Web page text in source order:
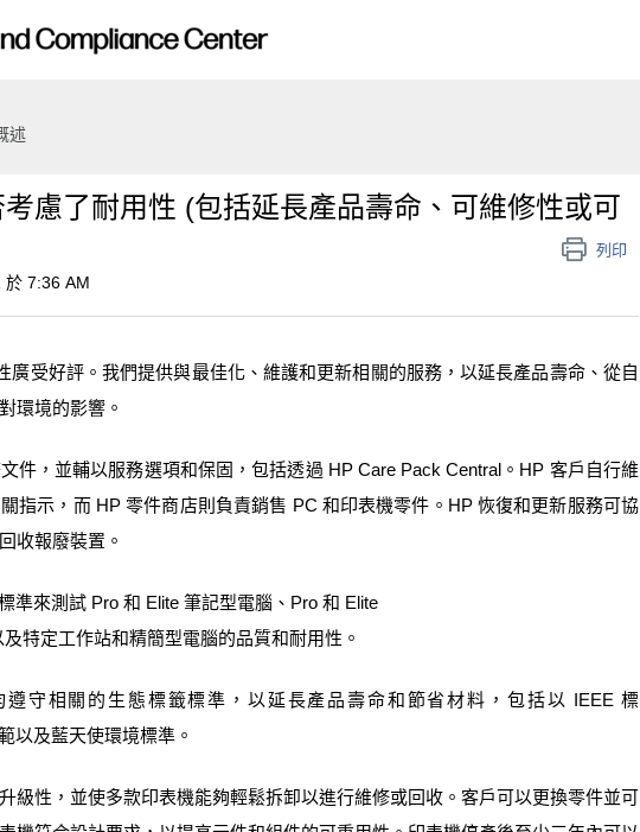
述
慮了耐用性 (包括延長產品壽命、可維修性或可
列印
於 7:36 AM
廣受好評。我們提供與最佳化、維護和更新相關的服務，以延長產品壽命、從自
環境的影響。
件，並輔以服務選項和保固，包括透過 HP Care Pack Central 。 HP 客戶自行維
指示，而HP零件商店則負責銷售 PC 和印表機零件。 HP 恢復和更新服務可協
收報廢裝置。
準來測試 Pro 和 Elite 筆記型電腦、 Pro 和 Elite
及特定工作站和精簡型電腦的品質和耐用性。
遵守相關的生態標籤標準，以延長產品壽命和節省材料，包括以 IEEE標
以及藍天使環境標準。
級性，並使多款印表機能夠輕鬆拆卸以進行維修或回收。客戶可以更換零件並可